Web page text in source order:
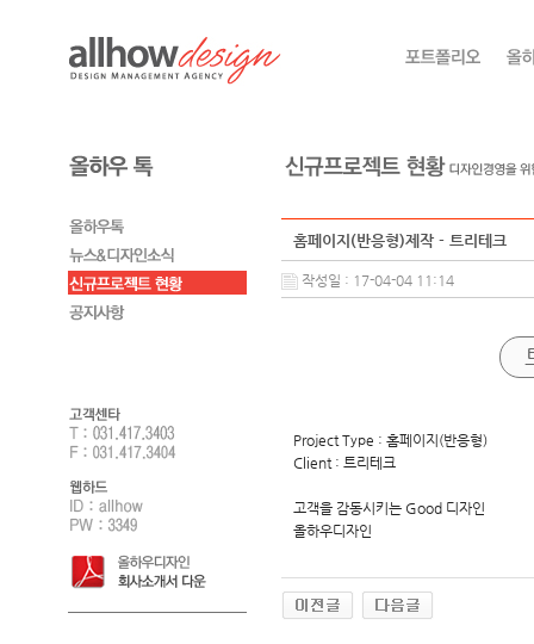
홈페이지(반응형)제작 - 트리테크
작성일 : 17-04-04 11:14
Project Type : 홈페이지(반응형)
Client : 트리테크
고객을 감동시키는 Good 디자인
올하우디자인